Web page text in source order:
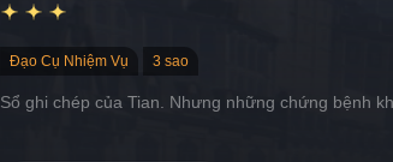
Đạo Cụ Nhiệm Vụ 3 sao
Sổ ghi chép của Tian. Nhưng những chứng bệnh